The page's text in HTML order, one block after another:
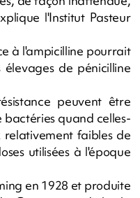
l'Institut Pasteur
à l'ampicilline pourrait
de pénicilline
peuvent être
bactéries quand celles-
relativement faibles de
utilisées à l'époque
en 1928 et produite